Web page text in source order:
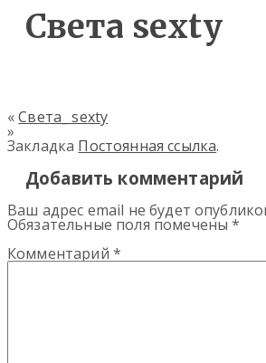
Света sexty
«Света_ sexty
»
Закладка Постоянная ссылка.
Добавить комментарий
Ваш адрес email не будет
Обязательные поля помечены*
Комментарий *